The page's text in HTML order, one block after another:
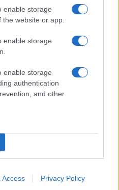
enable storage
website or app.
enable storage
enable storage
authentication
and other
Access Privacy Policy